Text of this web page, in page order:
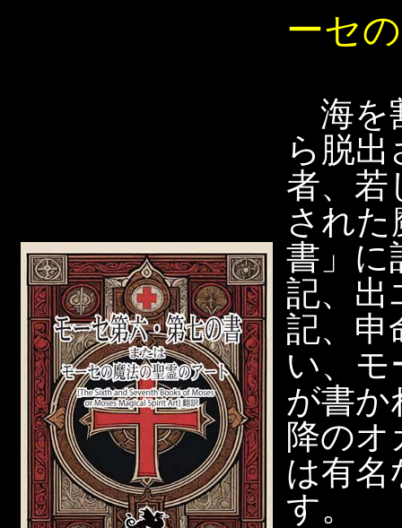
ーセ
海を
ら脱
者、若
され
書」に
記、出
記、申
い、モ
が書か
降の
は有名
す。